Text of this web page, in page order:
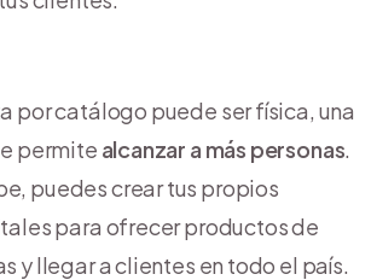
por catálogo puede ser física, una
permite alcanzar a más personas.
puedes crear tus propios
para ofrecer productos de
y llegar a clientes en todo el país.